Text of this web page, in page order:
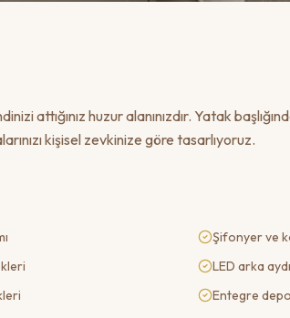
attığınız huzur alanınızdır. Yatak
kişisel zevkinize göre tasarlıyoruz.
Şifonyer ve
LED arka
Entegre